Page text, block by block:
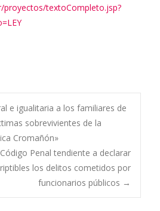
proyectos/textoCompleto.jsp?
de
e igualitaria a los familiares de
sobrevivientes de la
Cromañón»
Penal tendiente a declarar
los delitos cometidos por
funcionarios públicos →